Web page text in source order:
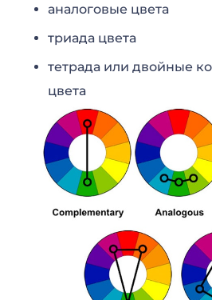
аналоговые цвета
триада цвета
тетрада или двойные
цвета